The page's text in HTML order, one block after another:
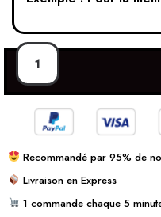
Recommandé par 95% de
Livraison en Express
1 commande chaque 5